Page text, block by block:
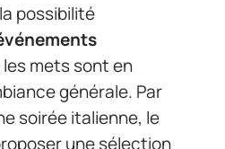
possibilité
les mets sont en
générale. Par
soirée italienne, le
une sélection